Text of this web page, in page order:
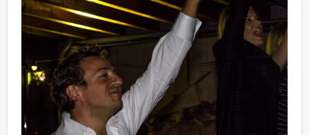
Liever spelen op uw eigen locatie?
Geen probleem! Het spel is ook uitstekend te spelen
op locatie!
Heeft u zelf een grote loods, binnentuin of grote
vergaderruimte waar u het spel graag wilt spelen?
Wij organiseren het spel waar het u het beste uitkomt!
Vraag gerust een van onze medewerkers naar de
mogelijkheden!